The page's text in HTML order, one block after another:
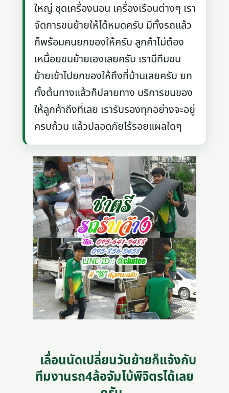
ใหญ่ ชุดเครื่องนอน เครื่องเรือนต่างๆ เรา
จัดการขนย้ายให้ได้หมดครับ มีทั้งรถแล้ว
ก็พร้อมคนยกของให้ครับ ลูกค้าไม่ต้อง
เหนื่อยขนย้ายเองเลยครับ เรามีทีมขน
ย้ายเข้าไปยกของให้ถึงที่บ้านเลยครับ ยก
ทั้งต้นทางแล้วก็ปลายทาง บริการขนของ
ให้ลูกค้าถึงที่เลย เรารับรองทุกอย่างจะอยู่
ครบถ้วน แล้วปลอดภัยไร้รอยแผลใดๆ
เลื่อนนัดเปลี่ยนวันย้ายก็แจ้งกับ
ทีมงานรถ4ล้อจัมโบ้พิจิตรได้เลย